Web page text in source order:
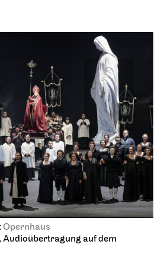
Opernhaus
Audioübertragung auf dem